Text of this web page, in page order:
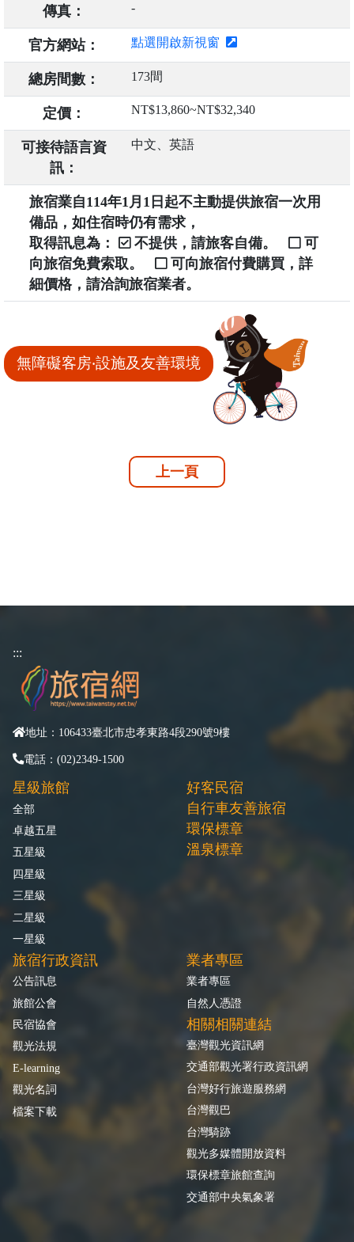
傳真： -
官方網站： 點選開啟新視窗
總房間數： 173間
定價： NT$13,860~NT$32,340
可接待語言資
訊：
中文、英語
旅宿業自114年1月1日起不主動提供旅宿一次用
備品，如住宿時仍有需求，
取得訊息為：
不提供，請旅客自備。
可
向旅宿免費索取。
可向旅宿付費購買，詳
細價格，請洽詢旅宿業者。
無障礙客房‧設施及友善環境
上一頁
:::
地址：106433臺北市忠孝東路4段290號9樓
電話：(02)2349-1500
星級旅館
全部
卓越五星
五星級
四星級
三星級
二星級
一星級
好客民宿
自行車友善旅宿
環保標章
溫泉標章
旅宿行政資訊
公告訊息
旅館公會
民宿協會
觀光法規
E-learning
觀光名詞
檔案下載
業者專區
業者專區
自然人憑證
相關相關連結
臺灣觀光資訊網
交通部觀光署行政資訊網
台灣好行旅遊服務網
台灣觀巴
台灣騎跡
觀光多媒體開放資料
環保標章旅館查詢
交通部中央氣象署